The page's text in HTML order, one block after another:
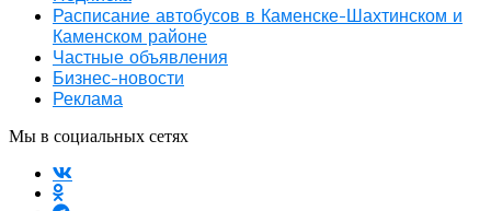
Расписание автобусов в Каменске-Шахтинском и
Каменском районе
Частные объявления
Бизнес-новости
Реклама
Мы в социальных сетях